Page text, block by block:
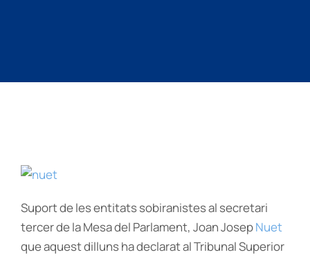
Suport de les entitats sobiranistes al secretari
tercer de la Mesa del Parlament, Joan JosepNuet
que aquest dilluns ha declarat al Tribunal Superior